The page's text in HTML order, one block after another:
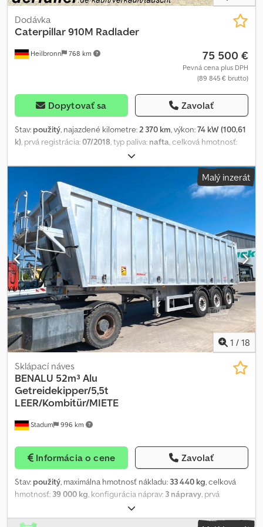
Heilbronn 768 km
Dodávka
Caterpillar910M Radlader
75 500 €
Pevná cena plus DPH
(89 845 € brutto)
Dopytovať sa Zavolať
Stav: použitý, najazdené kilometre:2 370 km, výkon:74 kW (100,61
k), prvá registrácia:07/2018, typ paliva: nafta, celková hmotnosť:
, typ prevodu:mechanický
prevádzkové hodiny:2 370 h, Diesel, rok výroby 2018, 74,5 kW, 2 370
motohodín, 20 km/h, lopata, paletové vidly, prípustná celková
hmotnosť 8 050 kg. PRE NÁS JE NAJDÔLEŽITEJŠÍ STAV A
CELKOVÝ DOJEM, CENA JE AŽ DRUHORADÁ. V prípade ďalších
otázok je vám k dispozícii pán Faller na telefónnom
čísle.//*VÝMENA, PROTIÚČET ALEBO ZALOHOVANIE VÁŠHO
VOZIDLA A FINANCOVANIE MOŽNÉ! Všetky údaje sú nezáväzné.*
Ďalšie ponuky nájdete na našej domovskej stránke: Popis a
uvedené údaje nepredstavujú zaručené vlastnosti a nie sú
záväzné. Záväzná je iba kúpnopredajná zmluva, ktorá sa uzatvára v
autosalóne pri kúpe vozidla. Zmeny a predaj vyhradený!
Dwodpjvicytjfx Anksa
Malý inzerát
1 / 18
Stadum 996 km
Sklápací náves
BENALU 52m³ Alu
Getreidekipper/5,5t
LEER/Kombitür/MIETE
Informácia o cene Zavolať
Stav: použitý, maximálna hmotnosť nákladu: 33 440 kg, celková
hmotnosť: 39 000 kg, konfigurácia náprav: 3 nápravy, prvá
, ďalšia kontrola (TÜV):
priestoru:9 500 mm, šírka ložného priestoru:2 410 mm, výška